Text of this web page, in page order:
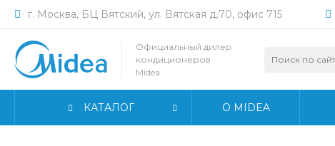
г. Москва, БЦ Вятский, ул. Вятская д.70, офис 715
Официальный дилер
кондиционеров
Midea
КАТАЛОГ О MIDEA